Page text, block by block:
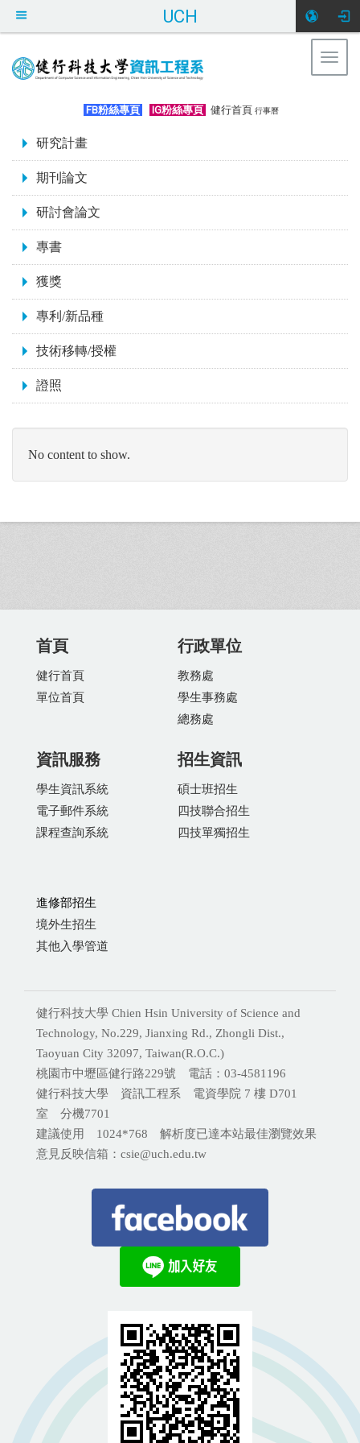
UCH
FB粉絲專頁 IG粉絲專頁 健行首頁 行事曆
研究計畫
期刊論文
研討會論文
專書
獲獎
專利/新品種
技術移轉/授權
證照
No content to show.
首頁
健行首頁
單位首頁
行政單位
教務處
學生事務處
總務處
資訊服務
學生資訊系統
電子郵件系統
課程查詢系統
招生資訊
碩士班招生
四技聯合招生
四技單獨招生
進修部招生
境外生招生
其他入學管道
健行科技大學 Chien Hsin University of Science and
Technology, No.229, Jianxing Rd., Zhongli Dist.,
Taoyuan City 32097, Taiwan(R.O.C.)
桃園市中壢區健行路229號 電話：03-4581196
健行科技大學 資訊工程系 電資學院 7 樓 D701
室 分機7701
建議使用 1024*768 解析度已達本站最佳瀏覽效果
意見反映信箱：csie@uch.edu.tw